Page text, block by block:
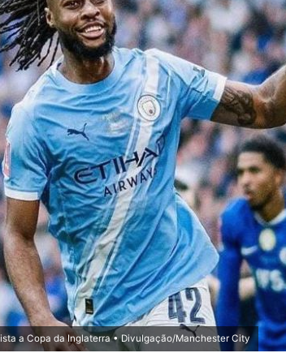
a Copa da Inglaterra • Divulgação/Manchester City